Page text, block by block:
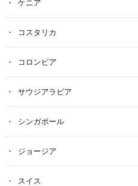
ケニア
コスタリカ
コロンビア
サウジアラビア
シンガポール
ジョージア
スイス